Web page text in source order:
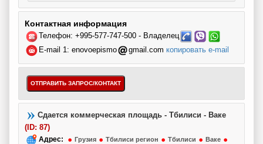
Контактная информация
Телефон: +995-577-747-500 - Владелец
E-mail 1: enovoepismo gmail.com копировать e-mail
Сдается коммерческая площадь - Тбилиси - Ваке
(ID: 87)
Адрес: Грузия Тбилиси регион Тбилиси
Ваке